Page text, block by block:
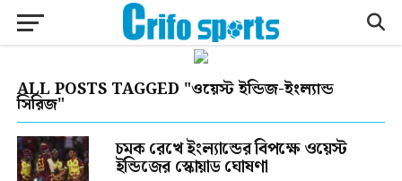
ALL POSTS TAGGED "ওয়েস্ট ইন্ডিজ-ইংল্যান্ড
সিরিজ"
চমক রেখে ইংল্যান্ডের বিপক্ষে ওয়েস্ট
ইন্ডিজের স্কোয়াড ঘোষণা